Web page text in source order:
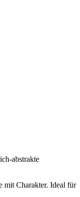
abstrakte
mit Charakter. Ideal für